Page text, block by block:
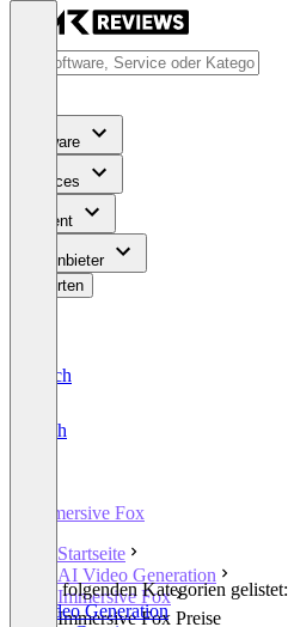
Software
Services
Content
Für Anbieter
Bewerten
Deutsch
English
Immersive Fox
Startseite
AI Video Generation
Immersive Fox
Immersive Fox Preise
In den folgenden Kategorien gelistet:
AI Video Generation